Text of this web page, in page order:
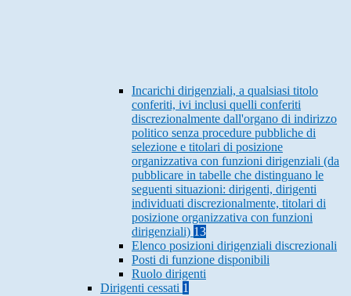
Incarichi dirigenziali, a qualsiasi titolo
conferiti, ivi inclusi quelli conferiti
discrezionalmente dall'organo di indirizzo
politico senza procedure pubbliche di
selezione e titolari di posizione
organizzativa con funzioni dirigenziali (da
pubblicare in tabelle che distinguano le
seguenti situazioni: dirigenti, dirigenti
individuati discrezionalmente, titolari di
posizione organizzativa con funzioni
dirigenziali) 13
Elenco posizioni dirigenziali discrezionali
Posti di funzione disponibili
Ruolo dirigenti
Dirigenti cessati 1